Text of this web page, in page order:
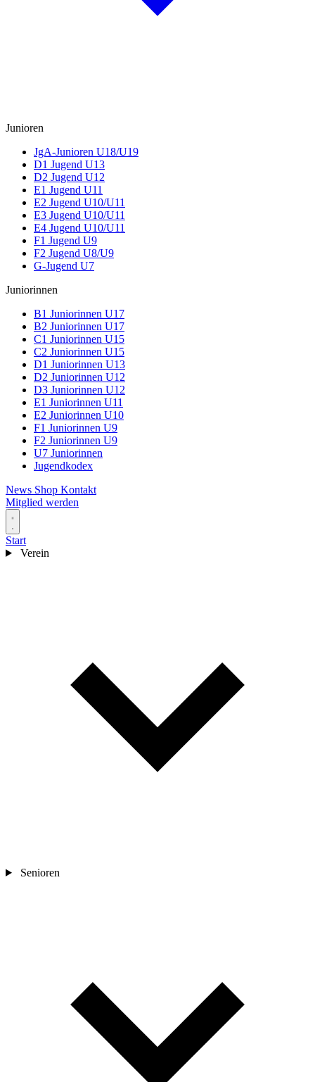
Junioren
JgA-Junioren U18/U19
D1 Jugend U13
D2 Jugend U12
E1 Jugend U11
E2 Jugend U10/U11
E3 Jugend U10/U11
E4 Jugend U10/U11
F1 Jugend U9
F2 Jugend U8/U9
G-Jugend U7
Juniorinnen
B1 Juniorinnen U17
B2 Juniorinnen U17
C1 Juniorinnen U15
C2 Juniorinnen U15
D1 Juniorinnen U13
D2 Juniorinnen U12
D3 Juniorinnen U12
E1 Juniorinnen U11
E2 Juniorinnen U10
F1 Juniorinnen U9
F2 Juniorinnen U9
U7 Juniorinnen
Jugendkodex
News Shop Kontakt
Mitglied werden
Start
Verein
Senioren